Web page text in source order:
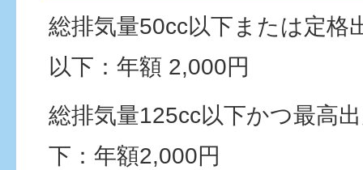
総排気量50cc以下または定格
以下：年額 2,000円
総排気量125cc以下かつ最高
下：年額2,000円